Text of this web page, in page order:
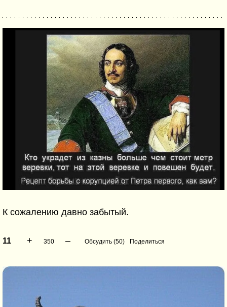
К сожалению давно забытый.
11 + 350 – Обсудить (50) Поделиться